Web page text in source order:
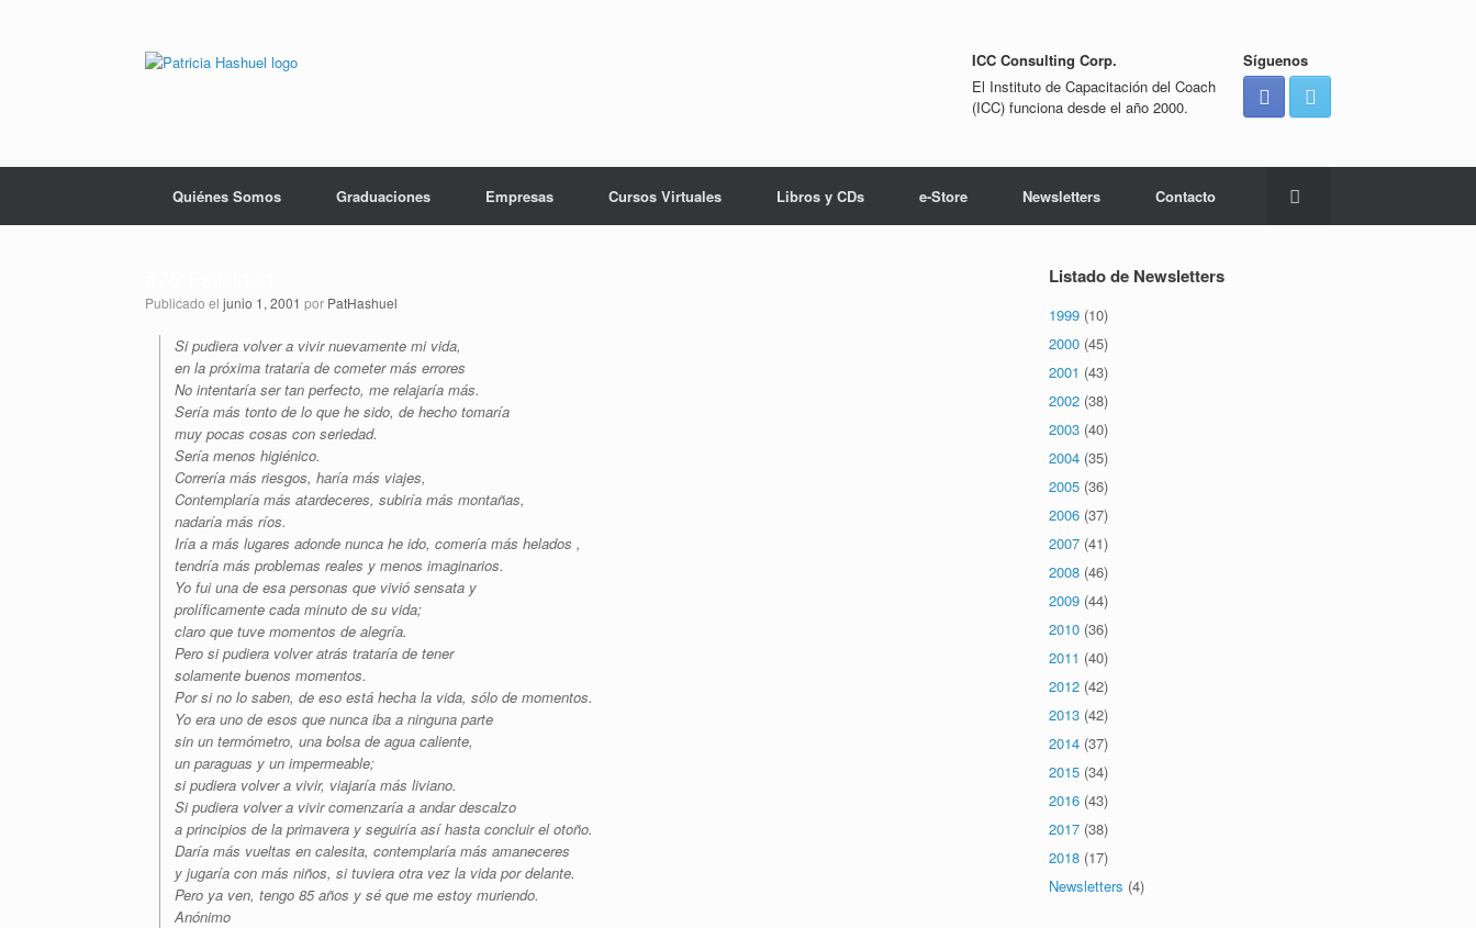
ICC Consulting Corp.
El Instituto de Capacitación del Coach
(ICC) funciona desde el año 2000.
Síguenos
Quiénes Somos Graduaciones Empresas Cursos Virtuales Libros y CDs e-Store Newsletters Contacto
Publicado el junio 1, 2001 por PatHashuel
Si pudiera volver a vivir nuevamente mi vida,
en la próxima trataría de cometer más errores
No intentaría ser tan perfecto, me relajaría más.
Sería más tonto de lo que he sido, de hecho tomaría
muy pocas cosas con seriedad.
Sería menos higiénico.
Correría más riesgos, haría más viajes,
Contemplaría más atardeceres, subiría más montañas,
nadaría más ríos.
Iría a más lugares adonde nunca he ido, comería más helados ,
tendría más problemas reales y menos imaginarios.
Yo fui una de esa personas que vivió sensata y
prolíficamente cada minuto de su vida;
claro que tuve momentos de alegría.
Pero si pudiera volver atrás trataría de tener
solamente buenos momentos.
Por si no lo saben, de eso está hecha la vida, sólo de momentos.
Yo era uno de esos que nunca iba a ninguna parte
sin un termómetro, una bolsa de agua caliente,
un paraguas y un impermeable;
si pudiera volver a vivir, viajaría más liviano.
Si pudiera volver a vivir comenzaría a andar descalzo
a principios de la primavera y seguiría así hasta concluir el otoño.
Daría más vueltas en calesita, contemplaría más amaneceres
y jugaría con más niños, si tuviera otra vez la vida por delante.
Pero ya ven, tengo 85 años y sé que me estoy muriendo.
Anónimo
Listado de Newsletters
1999 (10)
2000 (45)
2001 (43)
2002 (38)
2003 (40)
2004 (35)
2005 (36)
2006 (37)
2007 (41)
2008 (46)
2009 (44)
2010 (36)
2011 (40)
2012 (42)
2013 (42)
2014 (37)
2015 (34)
2016 (43)
2017 (38)
2018 (17)
Newsletters (4)